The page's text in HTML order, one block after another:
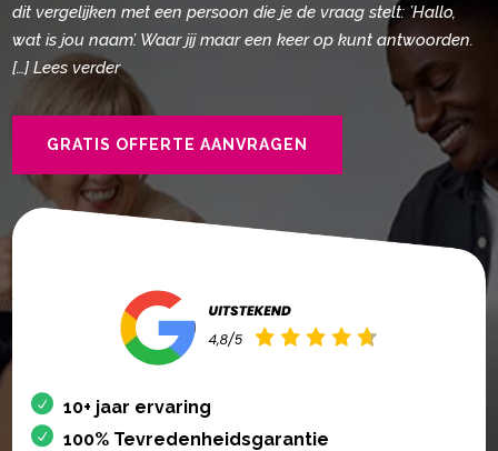
dit vergelijken met een persoon die je de vraag stelt: ’Hallo,
wat is jou naam’. Waar jij maar een keer op kunt antwoorden.
[…] Lees verder
GRATIS OFFERTE AANVRAGEN
10+ jaar ervaring
100% Tevredenheidsgarantie